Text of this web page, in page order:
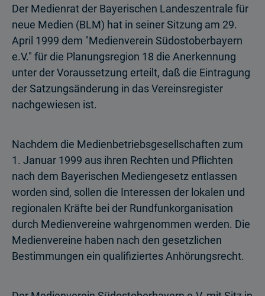
Der Medienrat der Bayerischen Landeszentrale für
neue Medien (BLM) hat in seiner Sitzung am 29.
April 1999 dem "Medienverein Südostoberbayern
e.V." für die Planungsregion 18 die Anerkennung
unter der Voraussetzung erteilt, daß die Eintragung
der Satzungsänderung in das Vereinsregister
nachgewiesen ist.
Nachdem die Medienbetriebsgesellschaften zum
1. Januar 1999 aus ihren Rechten und Pflichten
nach dem Bayerischen Mediengesetz entlassen
worden sind, sollen die Interessen der lokalen und
regionalen Kräfte bei der Rundfunkorganisation
durch Medienvereine wahrgenommen werden. Die
Medienvereine haben nach den gesetzlichen
Bestimmungen ein qualifiziertes Anhörungsrecht.